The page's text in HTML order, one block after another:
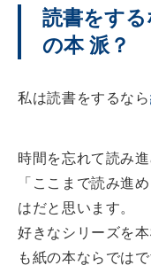
読書をす
の本 派？
私は読書をするなら
時間を忘れて読み
「ここまで読み進
はだと思います。
好きなシリーズを
も紙の本ならではで